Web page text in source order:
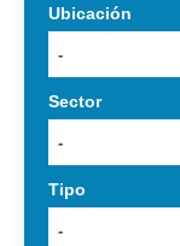
Ubicación
-
Sector
-
Tipo
-